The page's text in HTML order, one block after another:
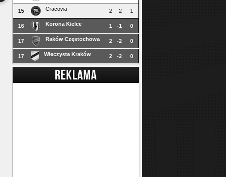
15 Cracovia 2 -2 1
16 Korona Kielce 1 -1 0
17 Raków Częstochowa 2 -2 0
17 Wieczysta Kraków 2 -2 0
REKLAMA